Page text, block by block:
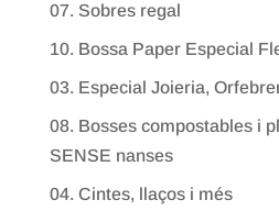
07. Sobres regal
10. Bossa Paper Especial
03. Especial Joieria,
08. Bosses compostables i
SENSE nanses
04. Cintes, llaços i més